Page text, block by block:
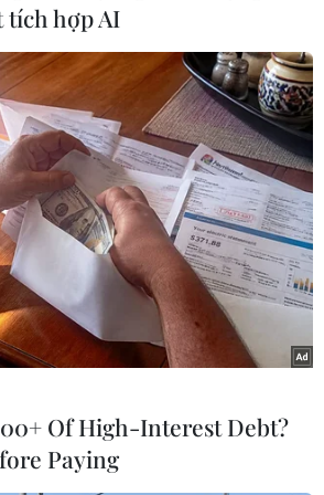
buộc tham nhũng
Razak
Malaysia
hợp AI
Of High-Interest Debt?
Paying